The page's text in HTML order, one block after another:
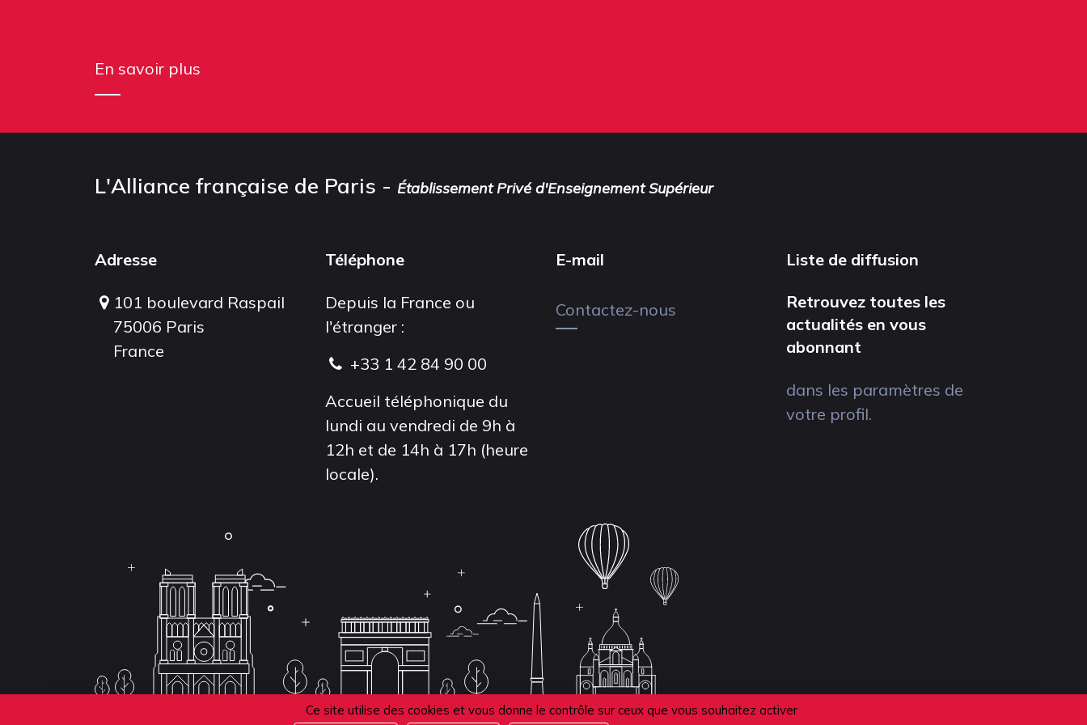
Ce site utilise des cookies et vous donne le contrôle sur ceux que vous souhaitez activer
En savoir plus
L'Alliance française de Paris - Établissement Privé d'Enseignement Supérieur
Adresse
101 boulevard Raspail
75006 Paris
France
Téléphone
Depuis la France ou
l'étranger :
+33 1 42 84 90 00
Accueil téléphonique du
lundi au vendredi de 9h à
12h et de 14h à 17h (heure
locale).
E-mail
Contactez-nous
Liste de diffusion
Retrouvez toutes les
actualités en vous
abonnant
dans les paramètres de
votre profil.